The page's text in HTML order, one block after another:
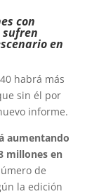
con
sufren
en
habrá más
sin él por
informe.
aumentando
millones en
de
la edición